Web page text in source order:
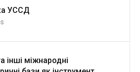
УССД
інші міжнародні